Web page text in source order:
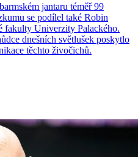
jantaru téměř 99
se podílel také Robin
fakulty Univerzity Palackého.
dnešních světlušek poskytlo
těchto živočichů.